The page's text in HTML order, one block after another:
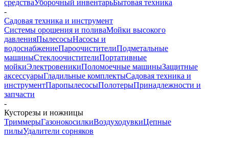
средстваУборочный инвентарьБытовая техника
-
Садовая техника и инструмент
Системы орошения и поливаМойки высокого
давленияПылесосыНасосы и
водоснабжениеПароочистителиПодметальные
машиныСтеклоочистителиПортативные
мойкиЭлектровеникиПоломоечные машиныЗащитные
аксессуарыГладильные комплектыСадовая техника и
инструментПаропылесосыПолотерыПринадлежности и
запчасти
-
Кусторезы и ножницы
ТриммерыГазонокосилкиВоздуходувкиЦепные
пилыУдалители сорняков